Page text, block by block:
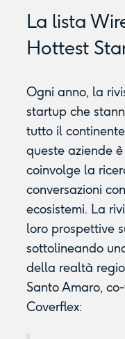
La lista
Hottest
Ogni anno, la
startup che
tutto il
queste aziende
coinvolge la
conversazioni
ecosistemi. La
loro prospettive
sottolineando
della realtà
Santo Amaro,
Coverflex: